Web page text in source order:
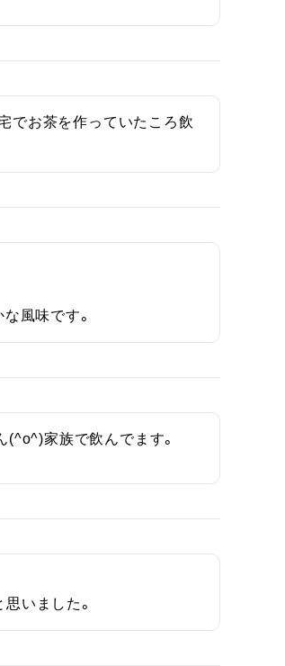
でお茶を作っていたころ飲
風味です。
家族で飲んでます。
いました。